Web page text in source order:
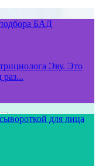
БАД
Эву. Это
раз...
для лица